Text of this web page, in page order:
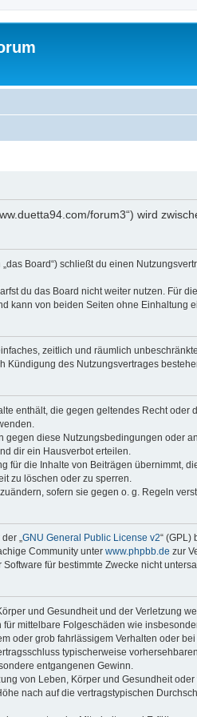
forum3“) wird
Board“) schließt du einen
du das Board nicht weiter nutzen. Für
kann von beiden Seiten ohne Einhaltung
zeitlich und räumlich
Kündigung des Nutzungsvertrages
enthält, die gegen geltendes Recht
gegen diese Nutzungsbedingungen oder
dir ein Hausverbot erteilen.
für die Inhalte von Beiträgen übernimmt,
zu löschen oder zu sperren.
sofern sie gegen o. g. Regeln
„GNU General Public License v2“ (GPL)
Community unter www.phpbb.de zur
für bestimmte Zwecke nicht
und Gesundheit und der Verletzung
mittelbare Folgeschäden wie
oder grob fahrlässigem Verhalten oder
typischerweise
entgangenen Gewinn.
von Leben, Körper und Gesundheit
nach auf die vertragstypischen